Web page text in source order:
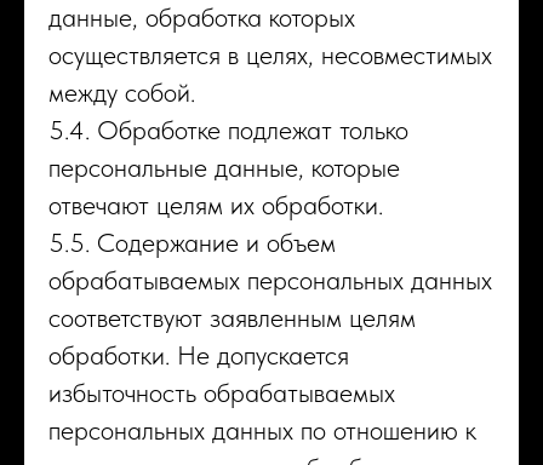
данные, обработка которых
осуществляется в целях, несовместимых
между собой.
5.4. Обработке подлежат только
персональные данные, которые
отвечают целям их обработки.
5.5. Содержание и объем
обрабатываемых персональных данных
соответствуют заявленным целям
обработки. Не допускается
избыточность обрабатываемых
персональных данных по отношению к